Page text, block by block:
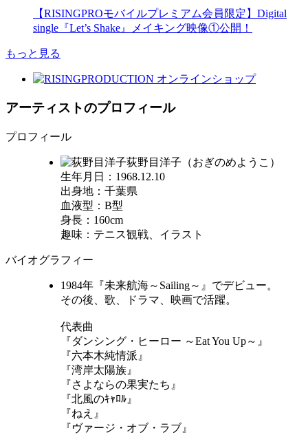
【RISINGPROモバイルプレミアム会員限定】Digital
single『Let’s Shake』メイキング映像①公開！
もっと見る
アーティストのプロフィール
プロフィール
荻野目洋子（おぎのめようこ）
生年月日：1968.12.10
出身地：千葉県
血液型：B型
身長：160cm
趣味：テニス観戦、イラスト
バイオグラフィー
1984年『未来航海～Sailing～』でデビュー。
その後、歌、ドラマ、映画で活躍。
代表曲
『ダンシング・ヒーロー ～Eat You Up～』
『六本木純情派』
『湾岸太陽族』
『さよならの果実たち』
『北風のｷｬﾛﾙ』
『ねえ』
『ヴァージ・オブ・ラブ』